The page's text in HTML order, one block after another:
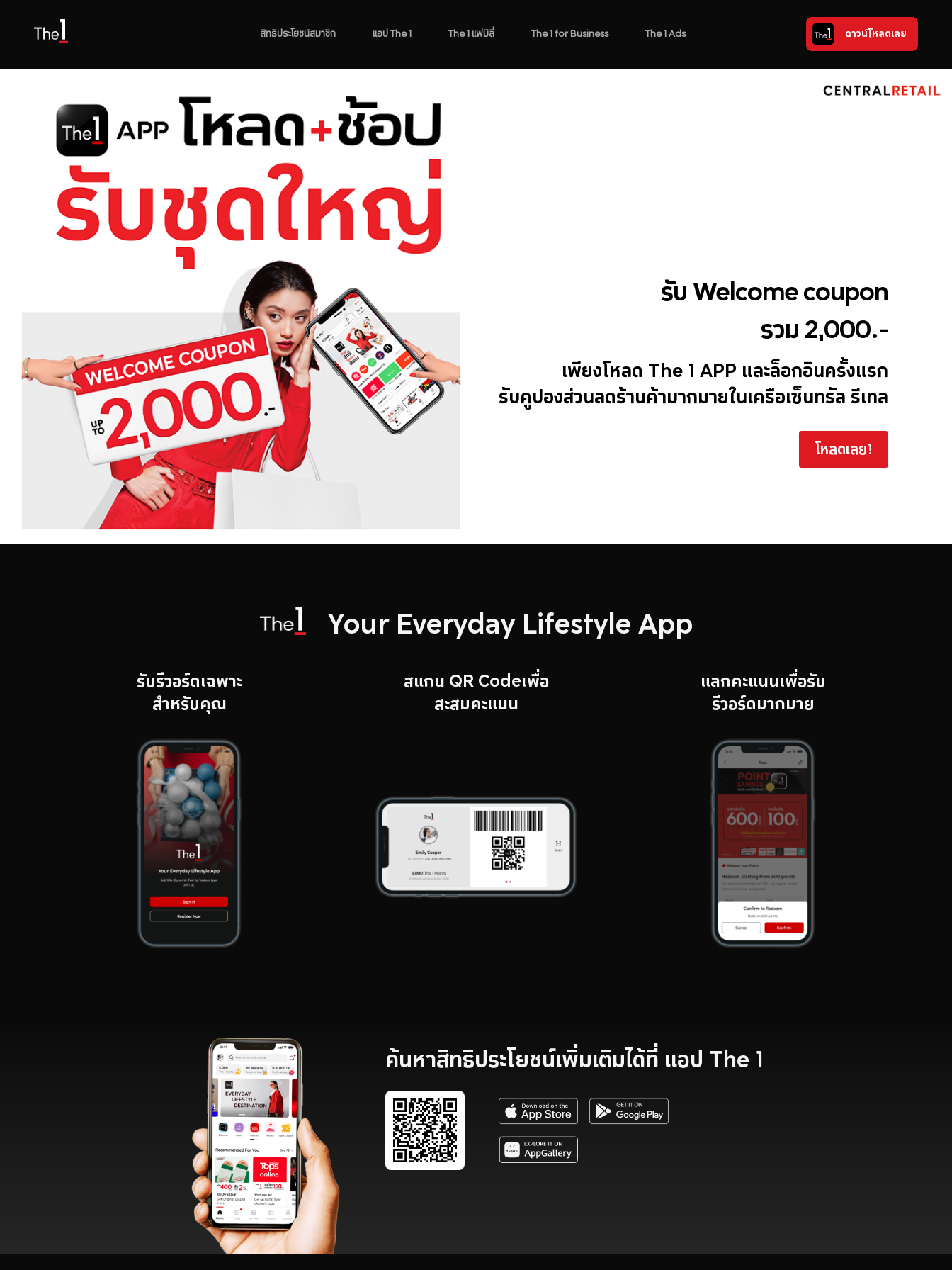
สิทธิประโยชน์สมาชิก แอป The 1 The 1 แฟมิลี่ The 1 for Business The 1 Ads ดาวน์โหลดเลย
รับ Welcome coupon
รวม 2,000.-
เพียงโหลด The 1 APP และล็อกอินครั้งแรก
รับคูปองส่วนลดร้านค้ามากมายในเครือเซ็นทรัล รีเทล
โหลดเลย!
Your Everyday Lifestyle App
รับรีวอร์ดเฉพาะ
สำหรับคุณ
สแกน QR Codeเพื่อ
สะสมคะแนน
แลกคะแนนเพื่อรับ
รีวอร์ดมากมาย
ค้นหาสิทธิประโยชน์เพิ่มเติมได้ที่ แอป The 1